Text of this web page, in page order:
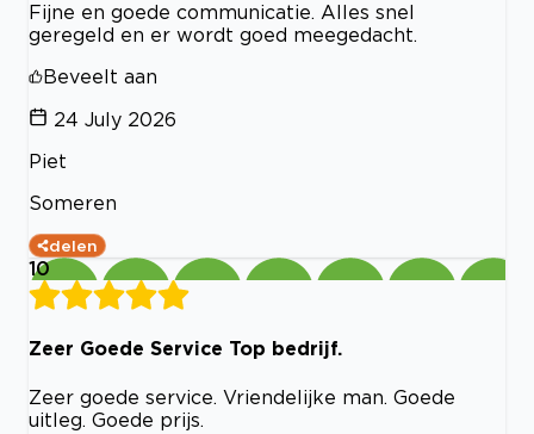
Fijne en goede communicatie. Alles snel
geregeld en er wordt goed meegedacht.
Beveelt aan
24 July 2026
Piet
Someren
delen
10
Zeer Goede Service Top bedrijf.
Zeer goede service. Vriendelijke man. Goede
uitleg. Goede prijs.